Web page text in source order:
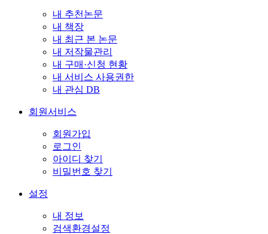
내 추천논문
내 책장
내 최근 본 논문
내 저작물관리
내 구매·신청 현황
내 서비스 사용권한
내 관심 DB
회원서비스
회원가입
로그인
아이디 찾기
비밀번호 찾기
설정
내 정보
검색환경설정